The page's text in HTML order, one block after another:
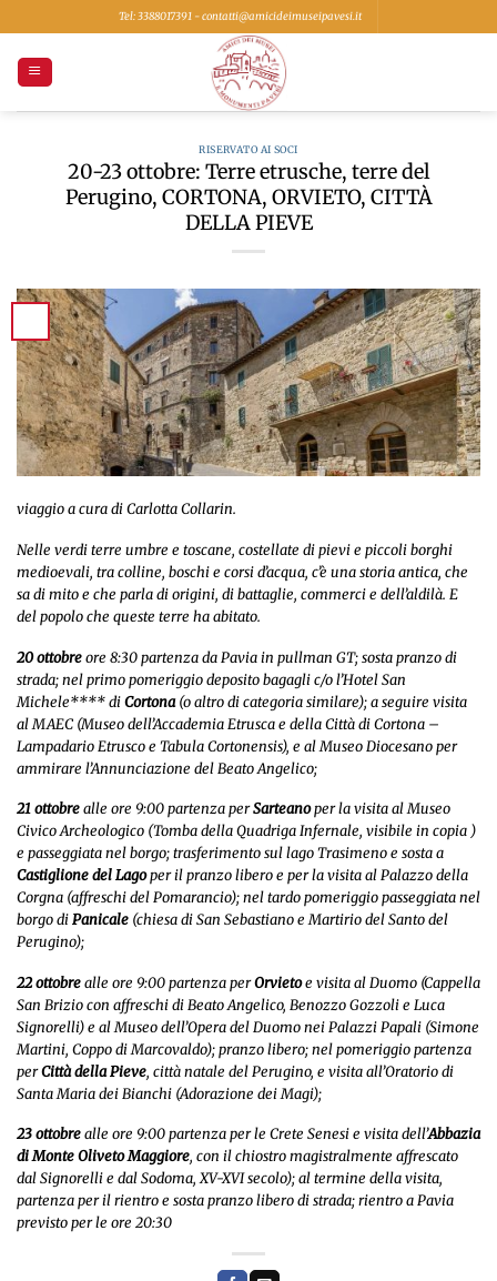
ai
contenuti
Tel: 3388017391 - contatti@amicideimuseipavesi.it
RISERVATO AI SOCI
20-23 ottobre: Terre etrusche, terre del
Perugino, CORTONA, ORVIETO, CITTÀ
DELLA PIEVE
viaggio a cura di Carlotta Collarin.
Nelle verdi terre umbre e toscane, costellate di pievi e piccoli borghi
medioevali, tra colline, boschi e corsi d’acqua, c’è una storia antica, che
sa di mito e che parla di origini, di battaglie, commerci e dell’aldilà. E
del popolo che queste terre ha abitato.
20 ottobreore 8:30 partenza da Pavia in pullman GT; sosta pranzo di
strada; nel primo pomeriggio deposito bagagli c/o l’Hotel San
Michele**** diCortona(o altro di categoria similare); a seguire visita
al MAEC (Museo dell’Accademia Etrusca e della Città di Cortona –
Lampadario Etrusco e Tabula Cortonensis), e al Museo Diocesano per
ammirare l’Annunciazione del Beato Angelico;
21 ottobrealle ore 9:00 partenza perSarteanoper la visita al Museo
Civico Archeologico (Tomba della Quadriga Infernale, visibile in copia )
e passeggiata nel borgo; trasferimento sul lago Trasimeno e sosta a
Castiglione del Lagoper il pranzo libero e per la visita al Palazzo della
Corgna (affreschi del Pomarancio); nel tardo pomeriggio passeggiata nel
borgo di Panicale (chiesa di San Sebastiano e Martirio del Santodel
Perugino);
22 ottobrealle ore 9:00 partenza perOrvietoe visita al Duomo (Cappella
San Brizio con affreschi di Beato Angelico, Benozzo Gozzoli e Luca
Signorelli) e al Museo dell’Opera del Duomo nei Palazzi Papali (Simone
Martini, Coppo di Marcovaldo); pranzo libero; nel pomeriggio partenza
perCittà della Pieve, città natale del Perugino, e visita all’Oratorio di
Santa Maria dei Bianchi (Adorazione dei Magi);
23 ottobrealle ore 9:00 partenza per le Crete Senesi e visita dell’Abbazia
di Monte Oliveto Maggiore, con il chiostro magistralmente affrescato
dal Signorelli e dal Sodoma, XV-XVI secolo); al termine della visita,
partenza per il rientro e sosta pranzo libero di strada; rientro a Pavia
previsto per le ore 20:30